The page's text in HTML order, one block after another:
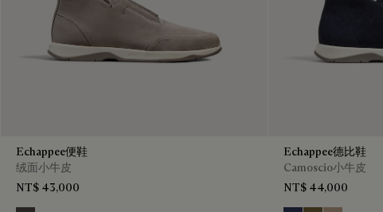
Echappee便鞋
绒面小牛皮
NT$ 43,000
Echappee德比鞋
Camoscio小牛皮
NT$ 44,000